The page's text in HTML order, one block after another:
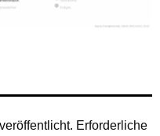
Erforderliche